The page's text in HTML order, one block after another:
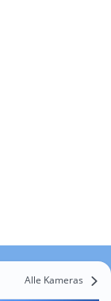
Alle Kameras